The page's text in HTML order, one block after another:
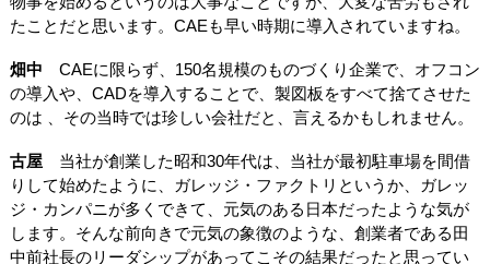
たことだと思います。CAEも早い時期に導入されていますね。
畑中 CAEに限らず、150名規模のものづくり企業で、オフコン
の導入や、CADを導入することで、製図板をすべて捨てさせた
のは 、その当時では珍しい会社だと、言えるかもしれません。
古屋当社が創業した昭和30年代は、当社が最初駐車場を間借
りして始めたように、ガレッジ・ファクトリというか、ガレッ
ジ・カンパニが多くできて、元気のある日本だったような気が
します。そんな前向きで元気の象徴のような、創業者である田
中前社長のリーダシップがあってこその結果だったと思ってい